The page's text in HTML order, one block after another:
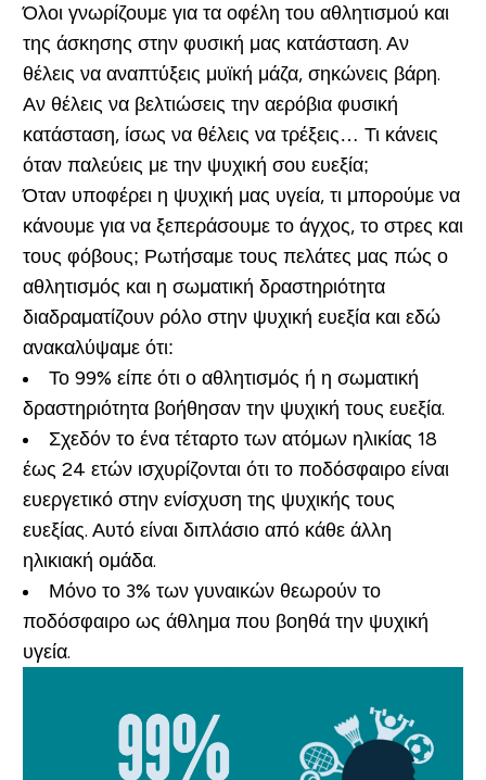
Όλοι γνωρίζουμε για τα οφέλη του αθλητισμού και
της άσκησης στην φυσική μας κατάσταση. Αν
θέλεις να αναπτύξεις μυϊκή μάζα, σηκώνεις βάρη.
Αν θέλεις να βελτιώσεις την αερόβια φυσική
κατάσταση, ίσως να θέλεις να τρέξεις… Τι κάνεις
όταν παλεύεις με την ψυχική σου ευεξία;
Όταν υποφέρει η ψυχική μας υγεία, τι μπορούμε να
κάνουμε για να ξεπεράσουμε το άγχος, το στρες και
τους φόβους; Ρωτήσαμε τους πελάτες μας πώς ο
αθλητισμός και η σωματική δραστηριότητα
διαδραματίζουν ρόλο στην ψυχική ευεξία και εδώ
ανακαλύψαμε ότι:
Το 99% είπε ότι ο αθλητισμός ή η σωματική
δραστηριότητα βοήθησαν την ψυχική τους ευεξία.
Σχεδόν το ένα τέταρτο των ατόμων ηλικίας 18
έως 24 ετών ισχυρίζονται ότι το ποδόσφαιρο είναι
ευεργετικό στην ενίσχυση της ψυχικής τους
ευεξίας. Αυτό είναι διπλάσιο από κάθε άλλη
ηλικιακή ομάδα.
Μόνο το 3% των γυναικών θεωρούν το
ποδόσφαιρο ως άθλημα που βοηθά την ψυχική
υγεία.